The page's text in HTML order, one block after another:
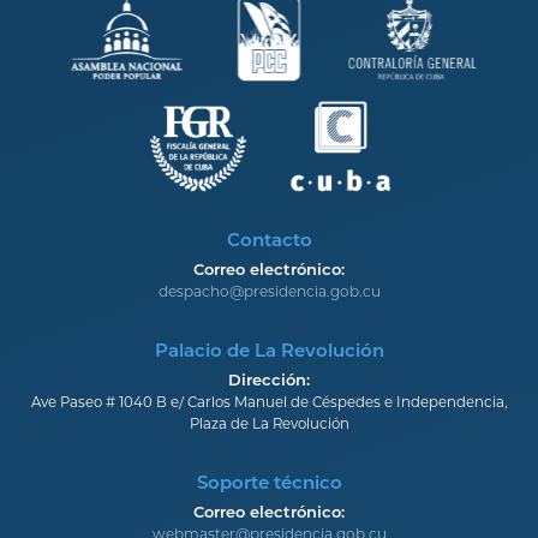
Contacto
Correo electrónico:
despacho@presidencia.gob.cu
Palacio de La Revolución
Dirección:
Ave Paseo # 1040 B e/ Carlos Manuel de Céspedes e Independencia,
Plaza de La Revolución
Soporte técnico
Correo electrónico:
webmaster@presidencia.gob.cu